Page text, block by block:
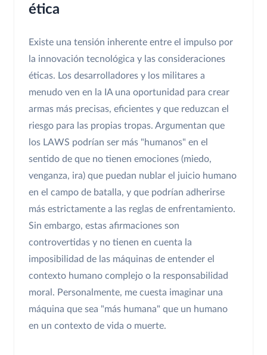
ética
Existe una tensión inherente entre el impulso por
la innovación tecnológica y las consideraciones
éticas. Los desarrolladores y los militares a
menudo ven en la IA una oportunidad para crear
armas más precisas, eficientes y que reduzcan el
riesgo para las propias tropas. Argumentan que
los LAWS podrían ser más "humanos" en el
sentido de que no tienen emociones (miedo,
venganza, ira) que puedan nublar el juicio humano
en el campo de batalla, y que podrían adherirse
más estrictamente a las reglas de enfrentamiento.
Sin embargo, estas afirmaciones son
controvertidas y no tienen en cuenta la
imposibilidad de las máquinas de entender el
contexto humano complejo o la responsabilidad
moral. Personalmente, me cuesta imaginar una
máquina que sea "más humana" que un humano
en un contexto de vida o muerte.